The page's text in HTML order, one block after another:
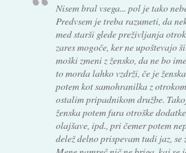
Nisem bral vsega... pol je tako
Predvsem je treba razumeti, da
med starši glede preživljanja
zares mogoče, ker ne upoštevajo
moški zmeni z žensko, da ne bo
to morda lahko vzdrži, če je
potem kot samohranilka z
ostalim pripadnikom družbe.
ženska potem fura otroške
olajšave, ipd., pri čemer potem
delež delno prispevam tudi jaz, se